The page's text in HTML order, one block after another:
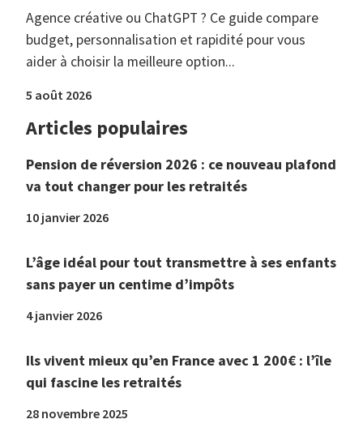
Agence créative ou ChatGPT ? Ce guide compare
budget, personnalisation et rapidité pour vous
aider à choisir la meilleure option...
5 août 2026
Articles populaires
Pension de réversion 2026 : ce nouveau plafond
va tout changer pour les retraités
10 janvier 2026
L’âge idéal pour tout transmettre à ses enfants
sans payer un centime d’impôts
4 janvier 2026
Ils vivent mieux qu’en France avec 1 200€ : l’île
qui fascine les retraités
28 novembre 2025